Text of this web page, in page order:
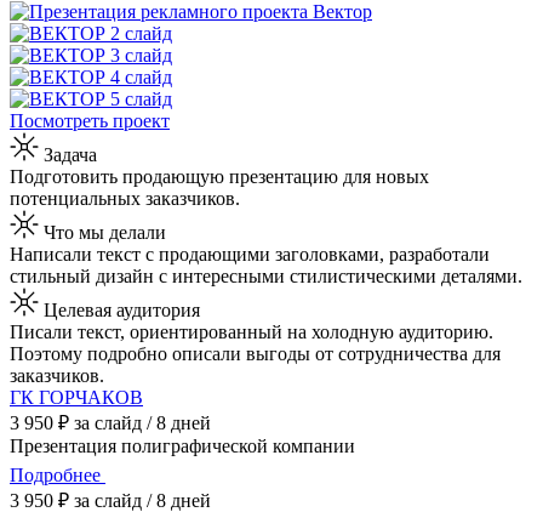
Посмотреть проект
Задача
Подготовить продающую презентацию для новых
потенциальных заказчиков.
Что мы делали
Написали текст с продающими заголовками, разработали
стильный дизайн с интересными стилистическими деталями.
Целевая аудитория
Писали текст, ориентированный на холодную аудиторию.
Поэтому подробно описали выгоды от сотрудничества для
заказчиков.
ГК ГОРЧАКОВ
3 950 ₽ за слайд / 8 дней
Презентация полиграфической компании
Подробнее
3 950 ₽ за слайд / 8 дней